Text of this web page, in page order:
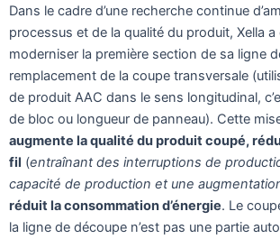
Dans le cadre d’une recherche continue
processus et de la qualité du produit, Xella
moderniser la première section de sa ligne
remplacement de la coupe transversale
de produit AAC dans le sens longitudinal,
de bloc ou longueur de panneau). Cette
augmente la qualité du produit coupé,
fil (entraînant des interruptions de
capacité de production et une
réduit la consommation d’énergie. Le
la ligne de découpe n’est pas une partie